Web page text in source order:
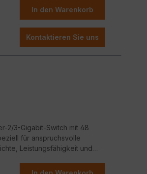
Datenübertragung.
Leistung und Flexibilität
In den Warenkorb
Kontaktieren Sie uns
2/3-Gigabit-Switch mit 48
für anspruchsvolle
Leistungsfähigkeit und
VoIP-Telefone – ganz